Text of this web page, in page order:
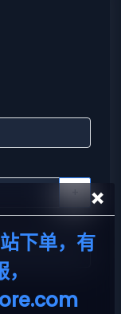
+ ×
下单，有